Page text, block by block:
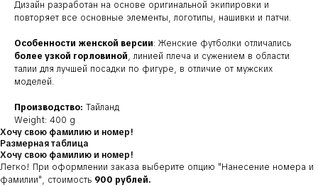
Дизайн разработан на основе оригинальной экипировки и
повторяет все основные элементы, логотипы, нашивки и патчи.
Особенности женской версии: Женские футболки отличались
более узкой горловиной, линией плеча и сужением в области
талии для лучшей посадки по фигуре, в отличие от мужских
моделей.
Производство: Тайланд
Weight: 400 g
Хочу свою фамилию и номер!
Размерная таблица
Хочу свою фамилию и номер!
Легко! При оформлении заказа выберите опцию "Нанесение номера и
фамилии", стоимость 900 рублей.